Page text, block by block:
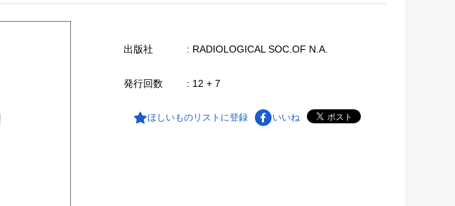
出版社 : RADIOLOGICAL SOC.OF N.A.
発行回数 : 12 + 7
ほしいものリストに登録 いいね